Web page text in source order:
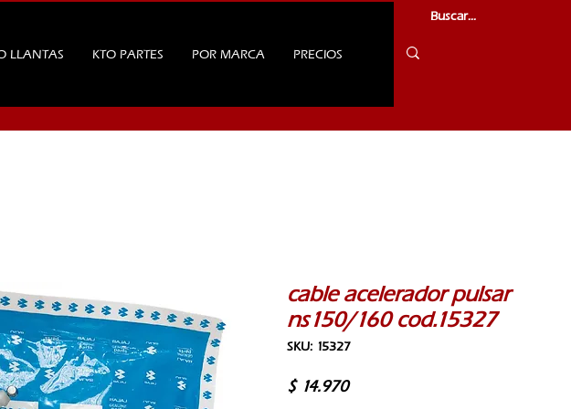
LLANTAS KTO PARTES POR MARCA PRECIOS
cable acelerador pulsar
ns150/160 cod.15327
SKU: 15327
$ 14.970Precio